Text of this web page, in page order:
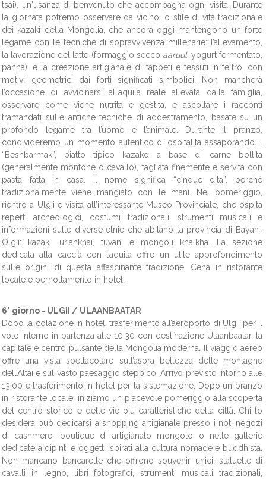
tsai), un'usanza di benvenuto che accompagna ogni visita. Durante
la giornata potremo osservare da vicino lo stile di vita tradizionale
dei kazaki della Mongolia, che ancora oggi mantengono un forte
legame con le tecniche di sopravvivenza millenarie: l’allevamento,
la lavorazione del latte (formaggio secco aaruul, yogurt fermentato,
panna), e la creazione artigianale di tappeti e tessuti in feltro, con
motivi geometrici dai forti significati simbolici. Non mancherà
l’occasione di avvicinarsi all’aquila reale allevata dalla famiglia,
osservare come viene nutrita e gestita, e ascoltare i racconti
tramandati sulle antiche tecniche di addestramento, basate su un
profondo legame tra l’uomo e l’animale. Durante il pranzo,
condivideremo un momento autentico di ospitalità assaporando il
“Beshbarmak”, piatto tipico kazako a base di carne bollita
(generalmente montone o cavallo), tagliata finemente e servita con
pasta fatta in casa. Il nome significa “cinque dita”, perché
tradizionalmente viene mangiato con le mani. Nel pomeriggio,
rientro a Ulgii e visita all’interessante Museo Provinciale, che ospita
reperti archeologici, costumi tradizionali, strumenti musicali e
informazioni sulle diverse etnie che abitano la provincia di Bayan-
Ölgii: kazaki, uriankhai, tuvani e mongoli khalkha. La sezione
dedicata alla caccia con l’aquila offre un utile approfondimento
sulle origini di questa affascinante tradizione. Cena in ristorante
locale e pernottamento in hotel.
6° giorno - ULGII / ULAANBAATAR
Dopo la colazione in hotel, trasferimento all’aeroporto di Ulgii per il
volo interno in partenza alle 10:30 con destinazione Ulaanbaatar, la
capitale e centro pulsante della Mongolia moderna. Il viaggio aereo
offre una vista spettacolare sull’aspra bellezza delle montagne
dell’Altai e sul vasto paesaggio steppico. Arrivo previsto intorno alle
13:00 e trasferimento in hotel per la sistemazione. Dopo un pranzo
in ristorante locale, iniziamo un piacevole pomeriggio alla scoperta
del centro storico e delle vie più caratteristiche della città. Chi lo
desidera può dedicarsi a shopping artigianale presso i noti negozi
di cashmere, boutique di artigianato mongolo o nelle gallerie
dedicate a dipinti e oggetti ispirati alla cultura nomade e buddhista.
Non mancano bancarelle che offrono souvenir unici: statuette di
cavalli in legno, libri fotografici, strumenti musicali tradizionali,